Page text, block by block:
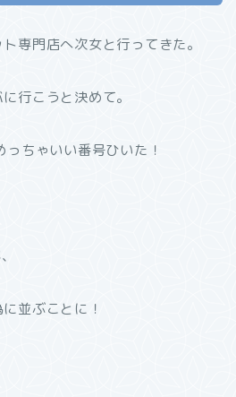
専門店へ次女と行ってきた。
行こうと決めて。
ちゃいい番号ひいた！
並ぶことに！